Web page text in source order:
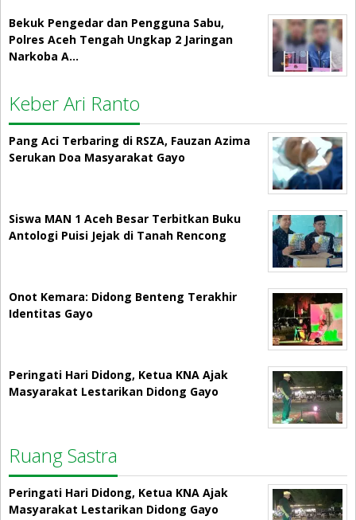
Bekuk Pengedar dan Pengguna Sabu,
Polres Aceh Tengah Ungkap 2 Jaringan
Narkoba A…
Keber Ari Ranto
Pang Aci Terbaring di RSZA, Fauzan Azima
Serukan Doa Masyarakat Gayo
Siswa MAN 1 Aceh Besar Terbitkan Buku
Antologi Puisi Jejak di Tanah Rencong
Onot Kemara: Didong Benteng Terakhir
Identitas Gayo
Peringati Hari Didong, Ketua KNA Ajak
Masyarakat Lestarikan Didong Gayo
Ruang Sastra
Peringati Hari Didong, Ketua KNA Ajak
Masyarakat Lestarikan Didong Gayo